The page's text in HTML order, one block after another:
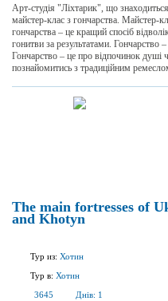
Арт-студія "Ліхтарик", що
майстер-клас з гончарства. Майстер-
гончарства – це кращий спосіб
гонитви за результатами. Гончарство
Гончарство – це про відпочинок душі
познайомитись з традиційним
The main fortresses of
and Khotyn
Тур из: Хотин
Тур в: Хотин
3645
Днів: 1